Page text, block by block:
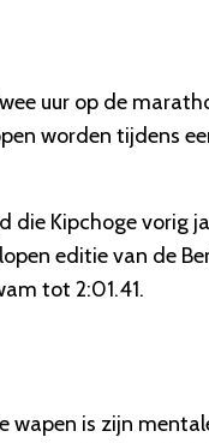
uur op de
worden tijdens
Kipchoge vorig
editie van de
tot 2:01.41.
wapen is zijn